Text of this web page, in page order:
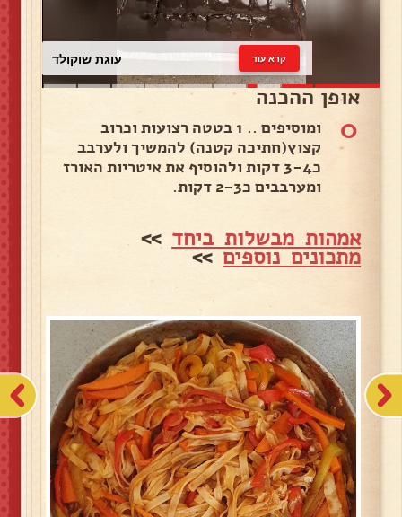
עוגת שוקולד קרא עוד
אופן ההכנה
0
ומוסיפים .. 1 בטטה רצועות וכרוב
קצוץ(חתיכה קטנה) להמשיך ולערבב
כ3-4 דקות ולהוסיף את איטריות האורז
ומערבבים כ2-3 דקות.
אמהות מבשלות ביחד >>
מתכונים נוספים>>